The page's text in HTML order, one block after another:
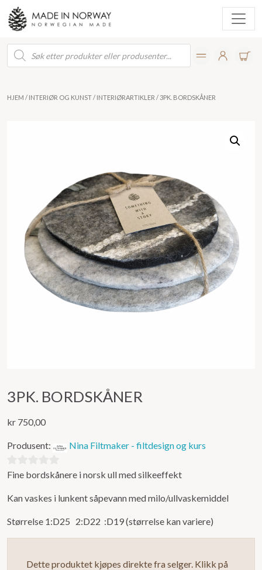
Products
search
HJEM / INTERIØR OG KUNST/ INTERIØRARTIKLER / 3PK. BORDSKÅNER
3PK. BORDSKÅNER
kr 750,00
Produsent: Nina Filtmaker - filtdesign og kurs
0
av
5
Fine bordskånere i norsk ull med silkeeffekt
Kan vaskes i lunkent såpevann med milo/ullvaskemiddel
Størrelse 1:D25 2:D22 :D19 (størrelse kan variere)
Dette produktet kjøpes direkte fra selger. Klikk på